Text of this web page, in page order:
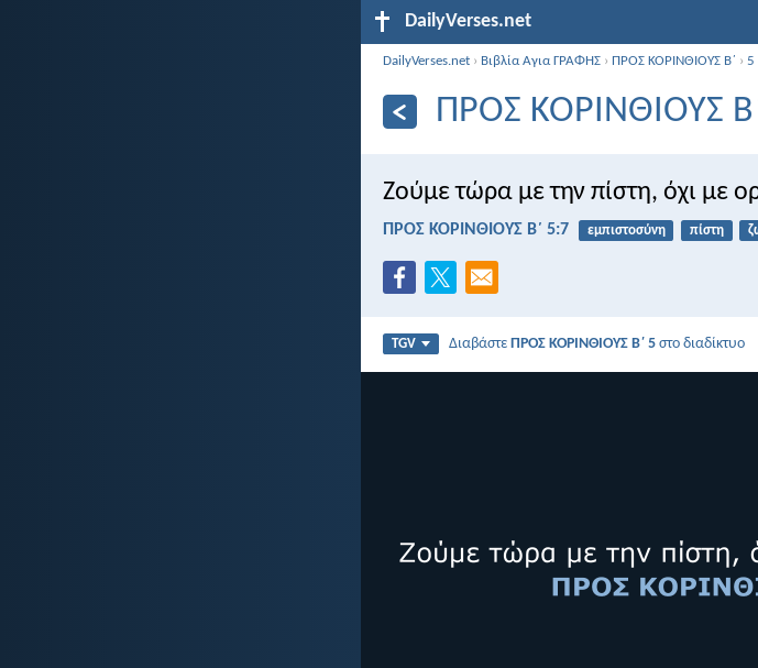
DailyVerses.net
DailyVerses.net › Βιβλία Αγια ΓΡΑΦΗΣ › ΠΡΟΣ ΚΟΡΙΝΘΙΟΥΣ Β΄ ›5
ΠΡΟΣ ΚΟΡΙΝΘΙΟΥΣ
Ζούμε τώρα με την πίστη, όχι με
ΠΡΟΣ ΚΟΡΙΝΘΙΟΥΣ Β΄ 5:7 εμπιστοσύνη πίστη
TGV ΔιαβάστεΠΡΟΣ ΚΟΡΙΝΘΙΟΥΣ Β΄ 5 στο διαδίκτυο